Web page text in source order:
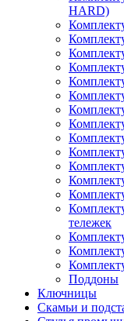
HARD)
тележек
Поддоны
Ключницы
Скамьи и